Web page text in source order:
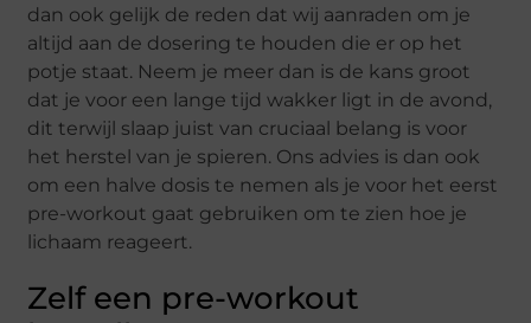
dan ook gelijk de reden dat wij aanraden om je
altijd aan de dosering te houden die er op het
potje staat. Neem je meer dan is de kans groot
dat je voor een lange tijd wakker ligt in de avond,
dit terwijl slaap juist van cruciaal belang is voor
het herstel van je spieren. Ons advies is dan ook
om een halve dosis te nemen als je voor het eerst
pre-workout gaat gebruiken om te zien hoe je
lichaam reageert.
Zelf een pre-workout